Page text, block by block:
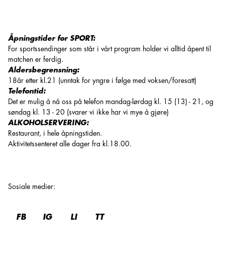
Åpningstider for SPORT:
For sportssendinger som står i vårt program holder vi alltid åpent til
matchen er ferdig.
Aldersbegrensning:
18år etter kl.21 (unntak for yngre i følge med voksen/foresatt)
Telefontid:
Det er mulig å nå oss på telefon mandag-lørdag kl. 15 (13) - 21, og
søndag kl. 13 - 20 (svarer vi ikke har vi mye å gjøre)
ALKOHOLSERVERING:
Restaurant, i hele åpningstiden.
Aktivitetssenteret alle dager fra kl.18.00.
Sosiale medier:
FB IG LI TT